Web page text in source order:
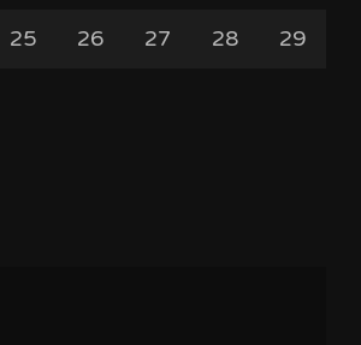
25 26 27 28 29